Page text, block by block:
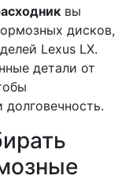
вы
дисков,
Lexus LX.
детали от